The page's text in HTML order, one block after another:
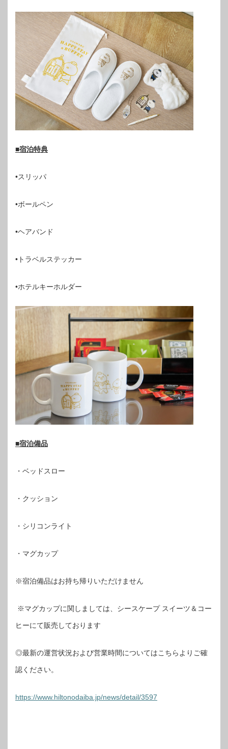
■宿泊特典
•スリッパ
•ボールペン
•ヘアバンド
•トラベルステッカー
•ホテルキーホルダー
■宿泊備品
・ベッドスロー
・クッション
・シリコンライト
・マグカップ
※宿泊備品はお持ち帰りいただけません
※マグカップに関しましては、シースケープ スイーツ＆コー
ヒーにて販売しております
◎最新の運営状況および営業時間についてはこちらよりご確
認ください。
https://www.hiltonodaiba.jp/news/detail/3597